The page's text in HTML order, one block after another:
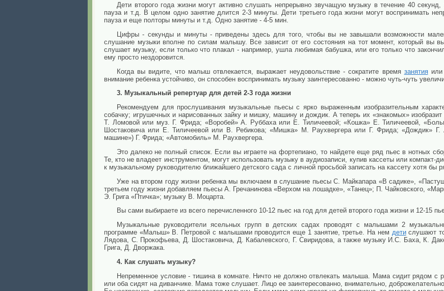
Дети второго года жизни могут активно слушать непрерывно звучащую музыку в течение 40
пауза и т.д. В целом одно занятие длится 2-3 минуты. Дети третьего года жизни могут воспринимать
пауза и еще полторы минуты и т.д. Одно занятие - 4-5 мин.
Цифры - секунды и минуты - приведены здесь для того, чтобы вы не завышали возможности
слушание музыки вполне по силам малышу. Все зависит от его состояния на тот момент, который вы
слушает музыку, если только что плакал - например, ушла любимая бабушка, или его только что
ему просто нездоровится.
Когда вы видите, что малыш отвлекается, выражает неудовольствие - сократите время занятияили
внимание ребенка устойчиво, он способен воспринимать музыку заинтересованно - можно чуть-чуть
3. Музыкальный репертуар для детей 2-3 года жизни
Рекомендуем для прослушивания музыкальные пьесы с ярко выраженным изобразительным
собачку; игрушечных и нарисованных зайку и мишку, машину и дождик. А теперь их «знакомых»
Т. Ломовой или муз. Г. Фрида; «Воробей» А. Руббаха или Е. Тиличеевой; «Кошка» Е. Тиличеевой,
Шостаковича или Е. Тиличеевой или В. Ребикова; «Мишка» М. Раухвергера или Г. Фрида; «Дождик»
машине») Г. Фрида; «Автомобиль» М. Раухвергера.
Это далеко не полный список. Если вы играете на фортепиано, то найдете еще ряд пьес в нотных
Те, кто не владеет инструментом, могут использовать музыку в аудиозаписи, купив кассеты или
к музыкальному руководителю ближайшего детского сада с личной просьбой записать на кассету хотя бы
Уже на втором году жизни ребенка мы включаем в слушание пьесы С. Майкапара «В садике»,
третьем году жизни добавляем пьесы А. Гречанинова «Верхом на лошадке», «Танец»; П. Чайковского,
Э. Грига «Птичка»; музыку В. Моцарта.
Вы сами выбираете из всего перечисленного 10-12 пьес на год для детей второго года жизни и 12-15
Музыкальные руководители ясельных групп в детских садах проводят с малышами 2
программе «Малыш» В. Петровой с малышами проводится еще 1 занятие, третье. На нем детислушают
Лядова, С. Прокофьева, Д. Шостаковича, Д. Кабалевского, Г. Свиридова, а также музыку И.С. Баха, К.
Грига, Д. Дворжака.
4. Как слушать музыку?
Непременное условие - тишина в комнате. Ничто не должно отвлекать малыша. Мама сидит рядом с
или оба сидят на диванчике. Мама тоже слушает. Лицо ее заинтересованно, внимательно,